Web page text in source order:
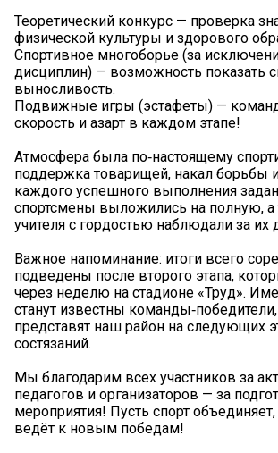
Теоретический конкурс — проверка
физической культуры и здорового
Спортивное многоборье (за
дисциплин) — возможность показать
выносливость.
Подвижные игры (эстафеты) —
скорость и азарт в каждом этапе!
Атмосфера была по‑настоящему
поддержка товарищей, накал борьбы
каждого успешного выполнения
спортсмены выложились на полную, а
учителя с гордостью наблюдали за их
Важное напоминание: итоги всего
подведены после второго этапа,
через неделю на стадионе «Труд».
станут известны
представят наш район на следующих
состязаний.
Мы благодарим всех участников за
педагогов и организаторов — за
мероприятия! Пусть спорт
ведёт к новым победам!